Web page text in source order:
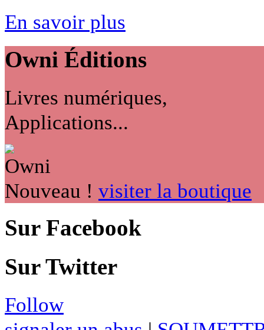
En savoir plus
Owni Éditions
Livres numériques,
Applications...
Nouveau ! visiter la boutique
Sur Facebook
Sur Twitter
Follow